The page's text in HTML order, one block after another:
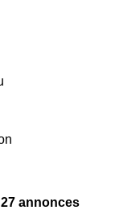
27 annonces